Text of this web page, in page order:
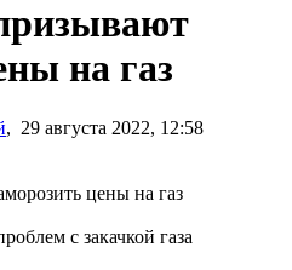
на газ
, 29 августа 2022, 12:58
с закачкой газа